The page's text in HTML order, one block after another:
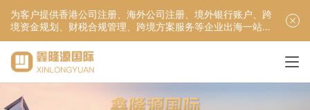
为客户提供香港公司注册、海外公司注册、境外银行账户、跨
境资金规划、财税合规管理、跨境方案服务等企业出海一站式
服务！